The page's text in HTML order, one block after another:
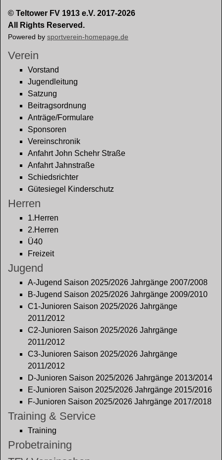
© Teltower FV 1913 e.V. 2017-2026
All Rights Reserved.
Powered by sportverein-homepage.de
Verein
Vorstand
Jugendleitung
Satzung
Beitragsordnung
Anträge/Formulare
Sponsoren
Vereinschronik
Anfahrt John Schehr Straße
Anfahrt Jahnstraße
Schiedsrichter
Gütesiegel Kinderschutz
Herren
1.Herren
2.Herren
Ü40
Freizeit
Jugend
A-Jugend Saison 2025/2026 Jahrgänge 2007/2008
B-Jugend Saison 2025/2026 Jahrgänge 2009/2010
C1-Junioren Saison 2025/2026 Jahrgänge
2011/2012
C2-Junioren Saison 2025/2026 Jahrgänge
2011/2012
C3-Junioren Saison 2025/2026 Jahrgänge
2011/2012
D-Junioren Saison 2025/2026 Jahrgänge 2013/2014
E-Junioren Saison 2025/2026 Jahrgänge 2015/2016
F-Junioren Saison 2025/2026 Jahrgänge 2017/2018
Training & Service
Training
Probetraining